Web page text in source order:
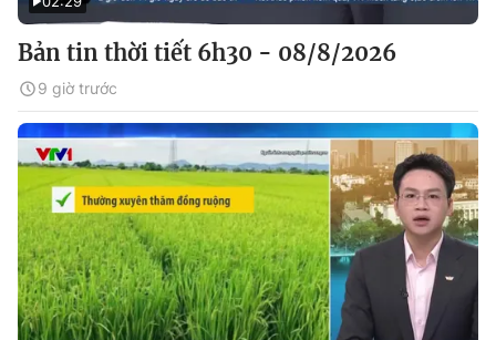
Bản tin thời tiết 6h30 - 08/8/2026
9 giờ trước